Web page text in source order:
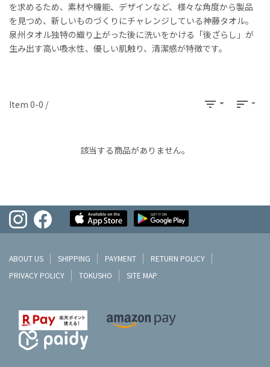
を求めるため、素材や機能、デザインなど、様々な角度から製品
を見つめ、新しいものづくりにチャレンジしている神藤タオル。
泉州タオル独特の織り上がった後に洗いをかける「後ざらし」が
生み出す高い吸水性、優しい肌触り、清潔感が特徴です。
Item 0-0 / filter_list sort
該当する商品がありません。
ABOUT US SHIPPING PAYMENT
RETURN POLICY
PRIVACY POLICY
TOKUSHO SITE MAP